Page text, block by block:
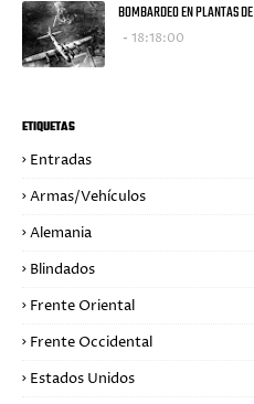
BOMBARDEO EN PLANTAS
18:18:00
ETIQUETAS
Entradas
Armas/Vehículos
Alemania
Blindados
Frente Oriental
Frente Occidental
Estados Unidos